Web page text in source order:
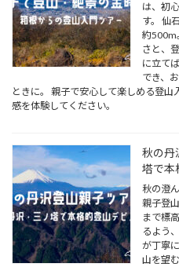
は、初
す。 仙
約500m
さと、
に立て
でき、
ときに。 親子で安心して楽しめる登
感を体験してください。
秋の丹
塔で本
秋の澄
親子登
まで標
るよう
が丁寧
山を望